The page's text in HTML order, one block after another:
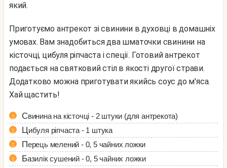
який.
Приготуємо антрекот зі свинини в духовці в домашніх
умовах. Вам знадобиться два шматочки свинини на
кісточці, цибуля ріпчаста і спеції. Готовий антрекот
подається на святковий стіл в якості другої страви.
Додатково можна приготувати якийсь соус до м'яса.
Хай щастить!
Свинина на кісточці - 2 штуки (для антрекота)
Цибуля ріпчаста - 1 штука
Перець мелений - 0, 5 чайних ложки
Базилік сушений - 0, 5 чайних ложки